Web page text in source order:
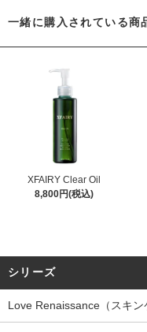
一緒に購入されている商
XFAIRY Clear Oil
8,800円(税込)
シリーズ
Love Renaissance（スキン